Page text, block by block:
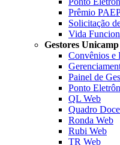
Prêmio
Solicitação
Vida
Gestores Unicamp
Convênios e
Painel de
Ponto
QL Web
Quadro
Ronda Web
Rubi Web
TR Web